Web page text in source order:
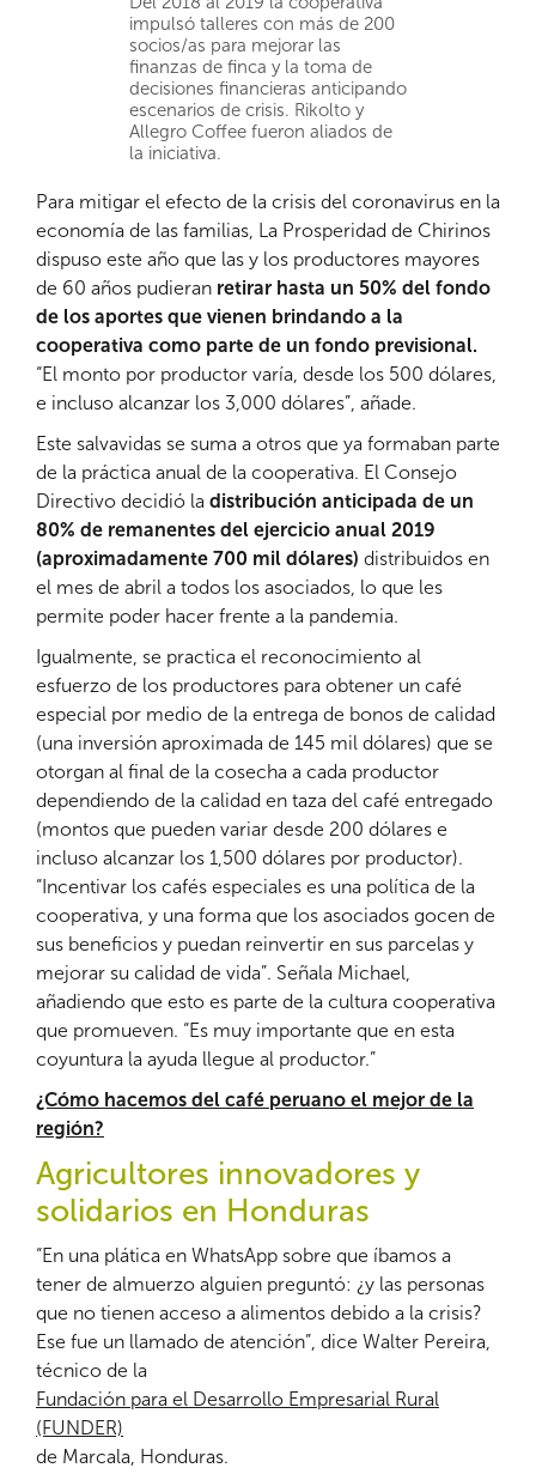
impulsó talleres con más de 200
socios/as para mejorar las
finanzas de finca y la toma de
decisiones financieras anticipando
escenarios de crisis. Rikolto y
Allegro Coffee fueron aliados de
la iniciativa.
Para mitigar el efecto de la crisis del coronavirus en la
economía de las familias, La Prosperidad de Chirinos
dispuso este año que las y los productores mayores
de 60 años pudieran retirar hasta un 50% del fondo
de los aportes que vienen brindando a la
cooperativa como parte de un fondo previsional.
“El monto por productor varía, desde los 500 dólares,
e incluso alcanzar los 3,000 dólares”, añade.
Este salvavidas se suma a otros que ya formaban parte
de la práctica anual de la cooperativa. El Consejo
Directivo decidió la distribución anticipada de un
80% de remanentes del ejercicio anual 2019
(aproximadamente 700 mil dólares) distribuidos en
el mes de abril a todos los asociados, lo que les
permite poder hacer frente a la pandemia.
Igualmente, se practica el reconocimiento al
esfuerzo de los productores para obtener un café
especial por medio de la entrega de bonos de calidad
(una inversión aproximada de 145 mil dólares) que se
otorgan al final de la cosecha a cada productor
dependiendo de la calidad en taza del café entregado
(montos que pueden variar desde 200 dólares e
incluso alcanzar los 1,500 dólares por productor).
“Incentivar los cafés especiales es una política de la
cooperativa, y una forma que los asociados gocen de
sus beneficios y puedan reinvertir en sus parcelas y
mejorar su calidad de vida”. Señala Michael,
añadiendo que esto es parte de la cultura cooperativa
que promueven. “Es muy importante que en esta
coyuntura la ayuda llegue al productor.”
¿Cómo hacemos del café peruano el mejor de la
región?
Agricultores innovadores y
solidarios en Honduras
“En una plática en WhatsApp sobre que íbamos a
tener de almuerzo alguien preguntó: ¿y las personas
que no tienen acceso a alimentos debido a la crisis?
Ese fue un llamado de atención”, dice Walter Pereira,
técnico de la
Fundación para el Desarrollo Empresarial Rural
(FUNDER)
de Marcala, Honduras.